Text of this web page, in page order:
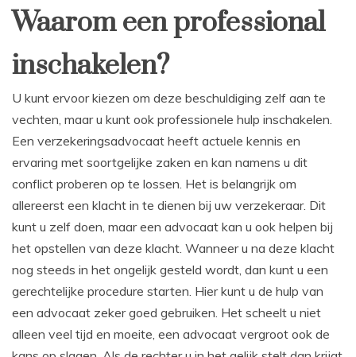
Waarom een professional
inschakelen?
U kunt ervoor kiezen om deze beschuldiging zelf aan te
vechten, maar u kunt ook professionele hulp inschakelen.
Een verzekeringsadvocaat heeft actuele kennis en
ervaring met soortgelijke zaken en kan namens u dit
conflict proberen op te lossen. Het is belangrijk om
allereerst een klacht in te dienen bij uw verzekeraar. Dit
kunt u zelf doen, maar een advocaat kan u ook helpen bij
het opstellen van deze klacht. Wanneer u na deze klacht
nog steeds in het ongelijk gesteld wordt, dan kunt u een
gerechtelijke procedure starten. Hier kunt u de hulp van
een advocaat zeker goed gebruiken. Het scheelt u niet
alleen veel tijd en moeite, een advocaat vergroot ook de